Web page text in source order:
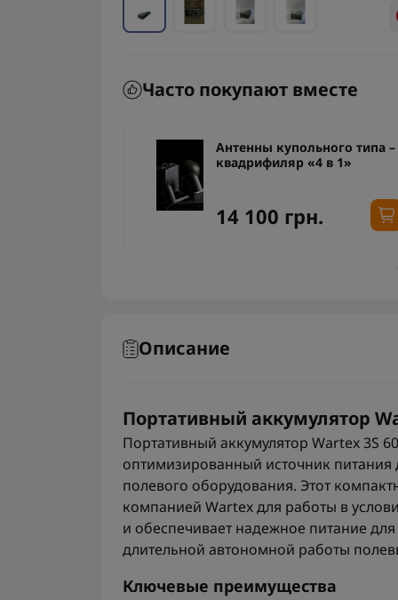
Часто покупают вместе
Антенны купольного типа –
квадрифиляр «4 в 1»
14 100 грн.
Описание
Портативный аккумулятор
Портативный аккумулятор Wartex 3S
оптимизированный источник
полевого оборудования. Этот
компанией Wartex для работы в
и обеспечивает надежное питание
длительной автономной работы
Ключевые преимущества